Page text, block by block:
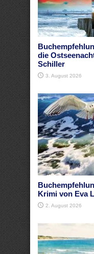
die
Schiller
3. August 2026
Krimi von Eva
2. August 2026